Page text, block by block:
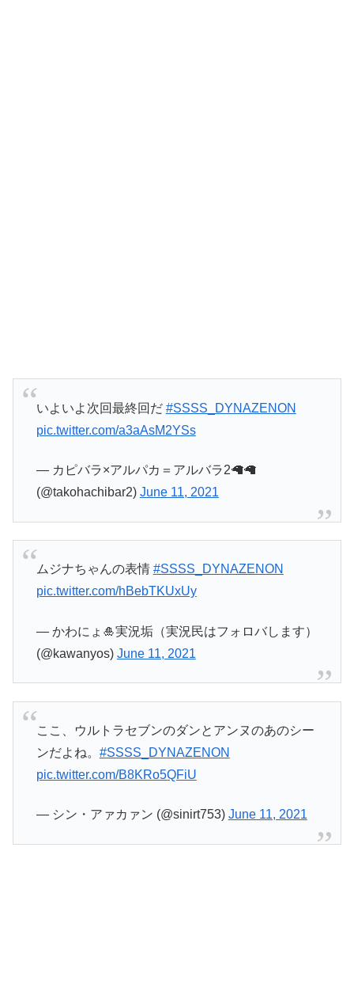
いよいよ次回最終回だ #SSSS_DYNAZENON
pic.twitter.com/a3aAsM2YSs
— カピバラ×アルパカ＝アルバラ2🦙🦙
(@takohachibar2) June 11, 2021
ムジナちゃんの表情 #SSSS_DYNAZENON
pic.twitter.com/hBebTKUxUy
— かわにょ🎍実況垢（実況民はフォロバします）
(@kawanyos) June 11, 2021
ここ、ウルトラセブンのダンとアンヌのあのシー
ンだよね。 #SSSS_DYNAZENON
pic.twitter.com/B8KRo5QFiU
— シン・アァカァン (@sinirt753) June 11, 2021